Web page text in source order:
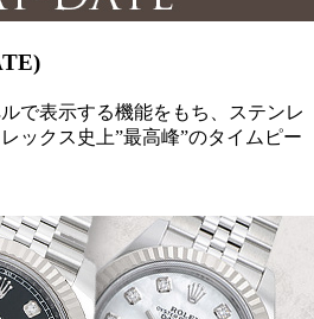
で表示する機能をもち、ステンレ
ックス史上”最高峰”のタイムピー